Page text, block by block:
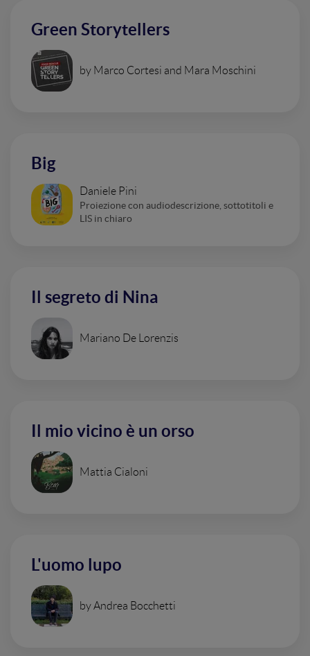
Green Storytellers
by Marco Cortesi and Mara Moschini
Big
Daniele Pini
Proiezione con audiodescrizione, sottotitoli e
LIS in chiaro
Il segreto di Nina
Mariano De Lorenzis
Il mio vicino è un orso
Mattia Cialoni
L'uomo lupo
by Andrea Bocchetti